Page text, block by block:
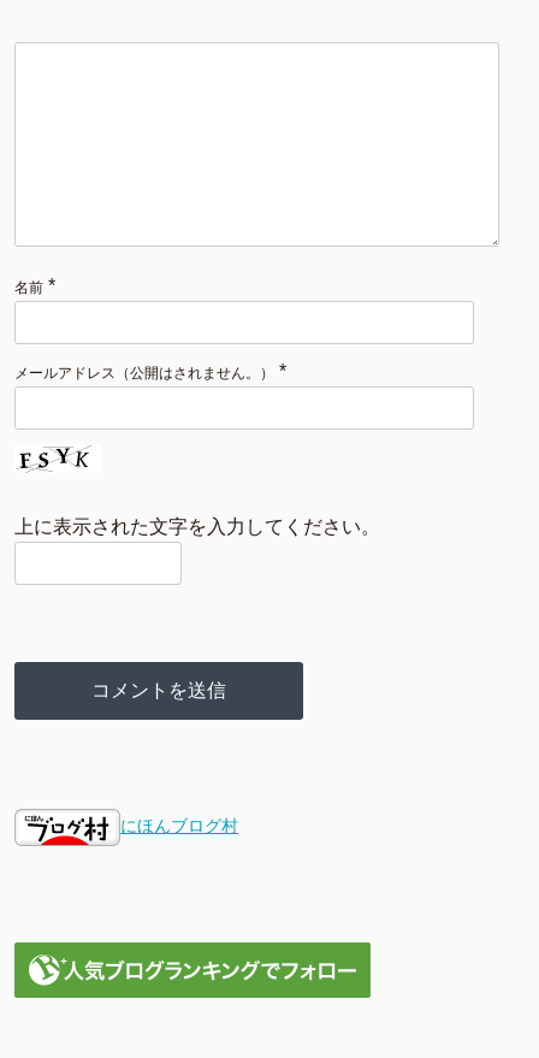
名前 *
メールアドレス（公開はされません。） *
上に表示された文字を入力してください。
にほんブログ村